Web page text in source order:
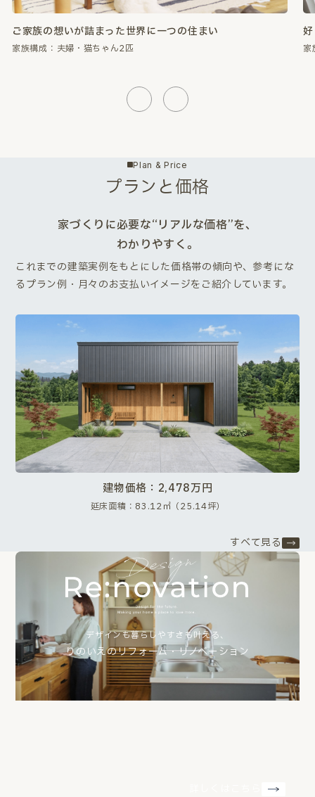
好きなものに囲まれて、心が満たされる暮らし。
家族構成：夫婦・猫ちゃん2匹 家
Plan & Price
プランと価格
家づくりに必要な“リアルな価格”を、
わかりやすく。
これまでの建築実例をもとにした価格帯の傾向や、参考にな
るプラン例・月々のお支払いイメージをご紹介しています。
建物価格：2,478万円
延床面積：83.12㎡（25.14坪）
すべて見る
デザインも暮らしやすさも叶える、
りのいえのリフォーム・リノベーション